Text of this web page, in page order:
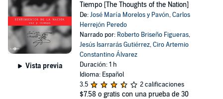
Vista previa
Tiempo [The Thoughts of the Nation]
De:José María Morelos y Pavón,Carlos
Herrejón Peredo
Narrado por: Roberto Briseño Figueras,
Jesús Isarrarás Gutiérrez,Ciro Artemio
Constantino Álvarez
Duración: 1 h
Idioma: Español
3.5
2 calificaciones
$7.58 o gratis con una prueba de 30